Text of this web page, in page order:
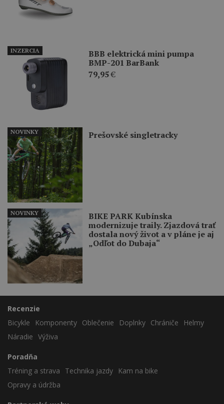
BBB elektrická mini pumpa
BMP-201 BarBank
79,95€
INZERCIA
Prešovské singletracky
NOVINKY
BIKE PARK Kubínska
modernizuje traily. Zjazdová trať
dostala nový život a v pláne je aj
„Odľot do Dubaja“
NOVINKY
Recenzie
Bicykle
Komponenty Oblečenie Doplnky Chrániče
Helmy
Náradie Výživa
Poradňa
Tréning a strava
Technika jazdy
Kam na bike
Opravy a údržba